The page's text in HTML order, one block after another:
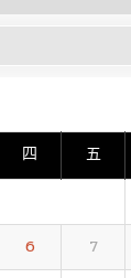
四 五
6 7